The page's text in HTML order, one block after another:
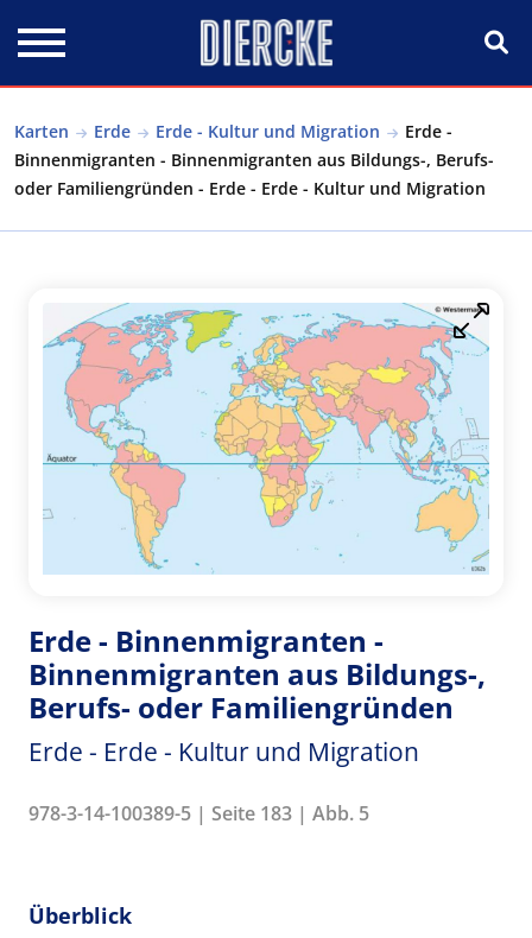
Karten Erde Erde - Kultur und Migration
Erde -
Binnenmigranten - Binnenmigranten aus Bildungs-, Berufs-
oder Familiengründen - Erde - Erde - Kultur und Migration
Erde - Binnenmigranten -
Binnenmigranten aus Bildungs-,
Berufs- oder Familiengründen
Erde - Erde - Kultur und Migration
978-3-14-100389-5 | Seite 183 | Abb. 5
Überblick